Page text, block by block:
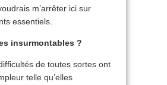
m’arrêter ici sur
essentiels.
insurmontables ?
de toutes sortes ont
telle qu’elles